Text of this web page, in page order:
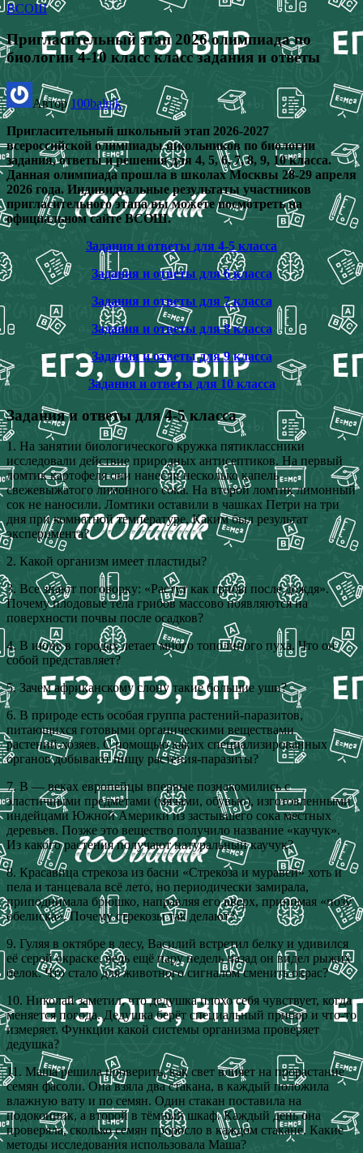
ВСОШ
Пригласительный этап 2026 олимпиада по
биологии 4-10 класс класс задания и ответы
Автор100balnik
Пригласительный школьный этап 2026-2027
всероссийской олимпиады школьников по биологии
задания, ответы и решения для 4, 5, 6, 7, 8, 9, 10 класса.
Данная олимпиада прошла в школах Москвы 28-29 апреля
2026 года. Индивидуальные результаты участников
пригласительного этапа вы можете посмотреть на
официальном сайте ВСОШ.
Задания и ответы для 4-5 класса
Задания и ответы для 6 класса
Задания и ответы для 7 класса
Задания и ответы для 8 класса
Задания и ответы для 9 класса
Задания и ответы для 10 класса
Задания и ответы для 4-5 класса
1. На занятии биологического кружка пятиклассники
исследовали действие природных антисептиков. На первый
ломтик картофеля они нанесли несколько капель
свежевыжатого лимонного сока. На второй ломтик лимонный
сок не наносили. Ломтики оставили в чашках Петри на три
дня при комнатной температуре. Каким был результат
эксперимента?
2. Какой организм имеет пластиды?
3. Все знают поговорку: «Растут как грибы после дождя».
Почему плодовые тела грибов массово появляются на
поверхности почвы после осадков?
4. В июне в городах летает много тополиного пуха. Что он
собой представляет?
5. Зачем африканскому слону такие большие уши?
6. В природе есть особая группа растений‑паразитов,
питающихся готовыми органическими веществами
растений‑хозяев. С помощью каких специализированных
органов добывают пищу растения‑паразиты?
7. В — веках европейцы впервые познакомились с
эластичными предметами (мячами, обувью), изготовленными
индейцами Южной Америки из застывшего сока местных
деревьев. Позже это вещество получило название «каучук».
Из какого растения получают натуральный каучук?
8. Красавица стрекоза из басни «Стрекоза и муравей» хоть и
пела и танцевала всё лето, но периодически замирала,
приподнимала брюшко, направляя его вверх, принимая «позу
обелиска». Почему стрекозы так делают?
9. Гуляя в октябре в лесу, Василий встретил белку и удивился
её серой окраске, ведь ещё пару недель назад он видел рыжих
белок. Что стало для животного сигналом сменить окрас?
10. Николай заметил, что дедушка плохо себя чувствует, когда
меняется погода. Дедушка берёт специальный прибор и что‑то
измеряет. Функции какой системы организма проверяет
дедушка?
11. Маша решила проверить, как свет влияет на прорастание
семян фасоли. Она взяла два стакана, в каждый положила
влажную вату и по семян. Один стакан поставила на
подоконник, а второй в тёмный шкаф. Каждый день она
проверяла, сколько семян проросло в каждом стакане. Какие
методы исследования использовала Маша?